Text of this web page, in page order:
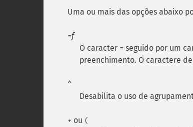
Uma ou mais das opções abaixo
=f
O caracter = seguido por um
preenchimento. O caractere
^
Desabilita o uso de
+ ou (